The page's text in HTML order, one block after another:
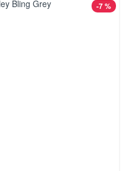
-7 %